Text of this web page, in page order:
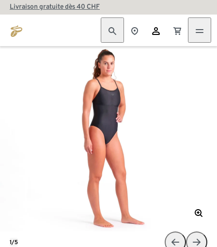
Livraison gratuite dès 40 CHF
1/5